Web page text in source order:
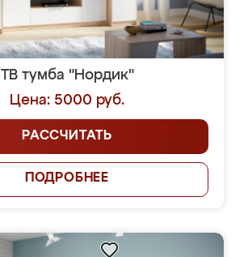
ТВ тумба "Нордик"
Цена: 5000 руб.
РАССЧИТАТЬ
ПОДРОБНЕЕ